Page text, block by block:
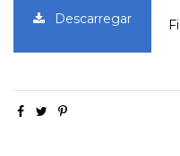
Descarregar